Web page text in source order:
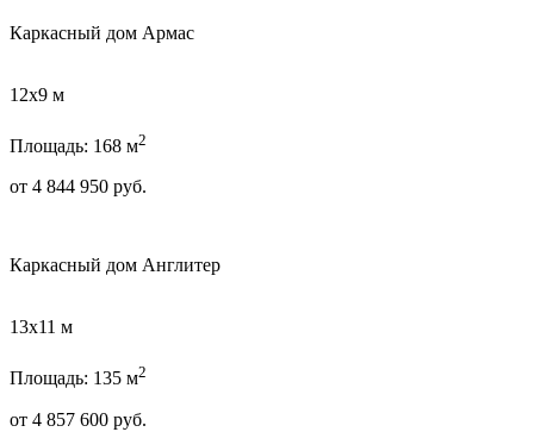
Каркасный дом Армас
12х9 м
Площадь: 168 м2
от 4 844 950 руб.
Каркасный дом Англитер
13х11 м
Площадь: 135 м2
от 4 857 600 руб.